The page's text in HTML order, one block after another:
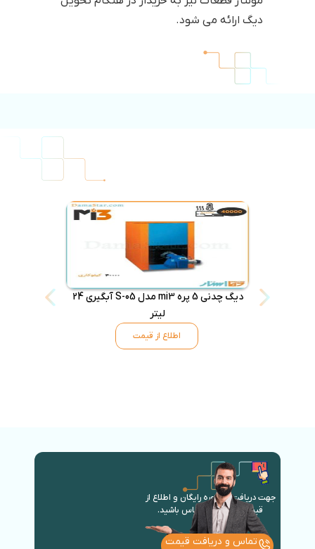
دیگ ارائه می شود.
دیگ چدنی 5 پره mi3 مدل S-05 آبگیری 24
لیتر
اطلاع از قیمت
جهت دریافت مشاوره رایگان و اطلاع از
قیمت روز با ما در تماس باشید.
تماس و دریافت قیمت